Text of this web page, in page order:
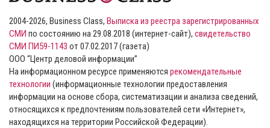
2004-2026, Business Class, Выписка из реестра зарегистрированных
СМИ по состоянию на 29.08.2018 (интернет-сайт), свидетельство
СМИ ПИ59-1143 от 07.02.2017 (газета)
ООО “Центр деловой информации”
На информационном ресурсе применяются рекомендательные
технологии (информационные технологии предоставления
информации на основе сбора, систематизации и анализа сведений,
относящихся к предпочтениям пользователей сети «Интернет»,
находящихся на территории Российской Федерации).